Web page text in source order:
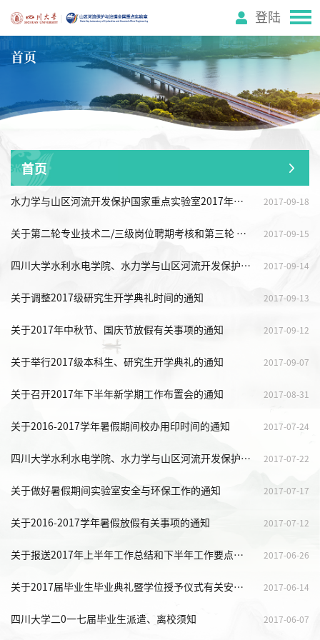
登陆
首页
首页
2017-09-18
水力学与山区河流开发保护国家重点实验室2017年拟进专职博士后情况公示
2017-09-15
关于第二轮专业技术二/三级岗位聘期考核和第三轮 专业技术二/三级岗位申报推荐结果的公示
2017-09-14
四川大学水利水电学院、水力学与山区河流开发保护国家重点实验室2018年接收推荐免试攻读硕士学位研究生办法
2017-09-13
关于调整2017级研究生开学典礼时间的通知
2017-09-12
关于2017年中秋节、国庆节放假有关事项的通知
2017-09-07
关于举行2017级本科生、研究生开学典礼的通知
2017-08-31
关于召开2017年下半年新学期工作布置会的通知
2017-07-24
关于2016-2017学年暑假期间校办用印时间的通知
2017-07-22
四川大学水利水电学院、水力学与山区河流开发保护国家重点实验室 “2017年优秀大学生暑期夏令营活动”面试考核结果
2017-07-17
关于做好暑假期间实验室安全与环保工作的通知
2017-07-12
关于2016-2017学年暑假放假有关事项的通知
2017-06-26
关于报送2017年上半年工作总结和下半年工作要点的通知
2017-06-14
关于2017届毕业生毕业典礼暨学位授予仪式有关安排的通知
2017-06-07
四川大学二0一七届毕业生派遣、离校须知